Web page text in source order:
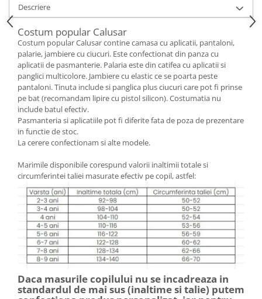
Descriere
Costum popular Calusar
Costum popular Calusar contine camasa cu aplicatii, pantaloni,
palarie, jambiere cu ciucuri. Este confectionat din panza cu
aplicatii de pasmanterie. Palaria este din catifea cu aplicatii si
panglici multicolore. Jambiere cu elastic ce se poarta peste
pantaloni. Tinuta include si panglica plus ciucuri care pot fi prinse
pe bat (recomandam lipire cu pistol silicon). Costumatia nu
include batul efectiv.
Pasmanteria si aplicatiile pot fi diferite fata de poza de prezentare
in functie de stoc.
La cerere confectionam si alte modele.
Marimile disponibile corespund valorii inaltimii totale si
circumferintei taliei masurate efectiv pe copil, astfel:
Daca masurile copilului nu se incadreaza in
standardul de mai sus (inaltime si talie) putem